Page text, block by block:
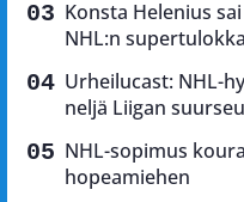
Konsta Helenius
NHL:n
Urheilucast: NHL-
neljä Liigan
NHL-sopimus
hopeamiehen